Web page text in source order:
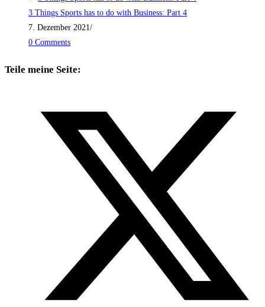
3 Things Sports has to do with Business: Part 4
7. Dezember 2021/
0 Comments
Teile meine Seite: